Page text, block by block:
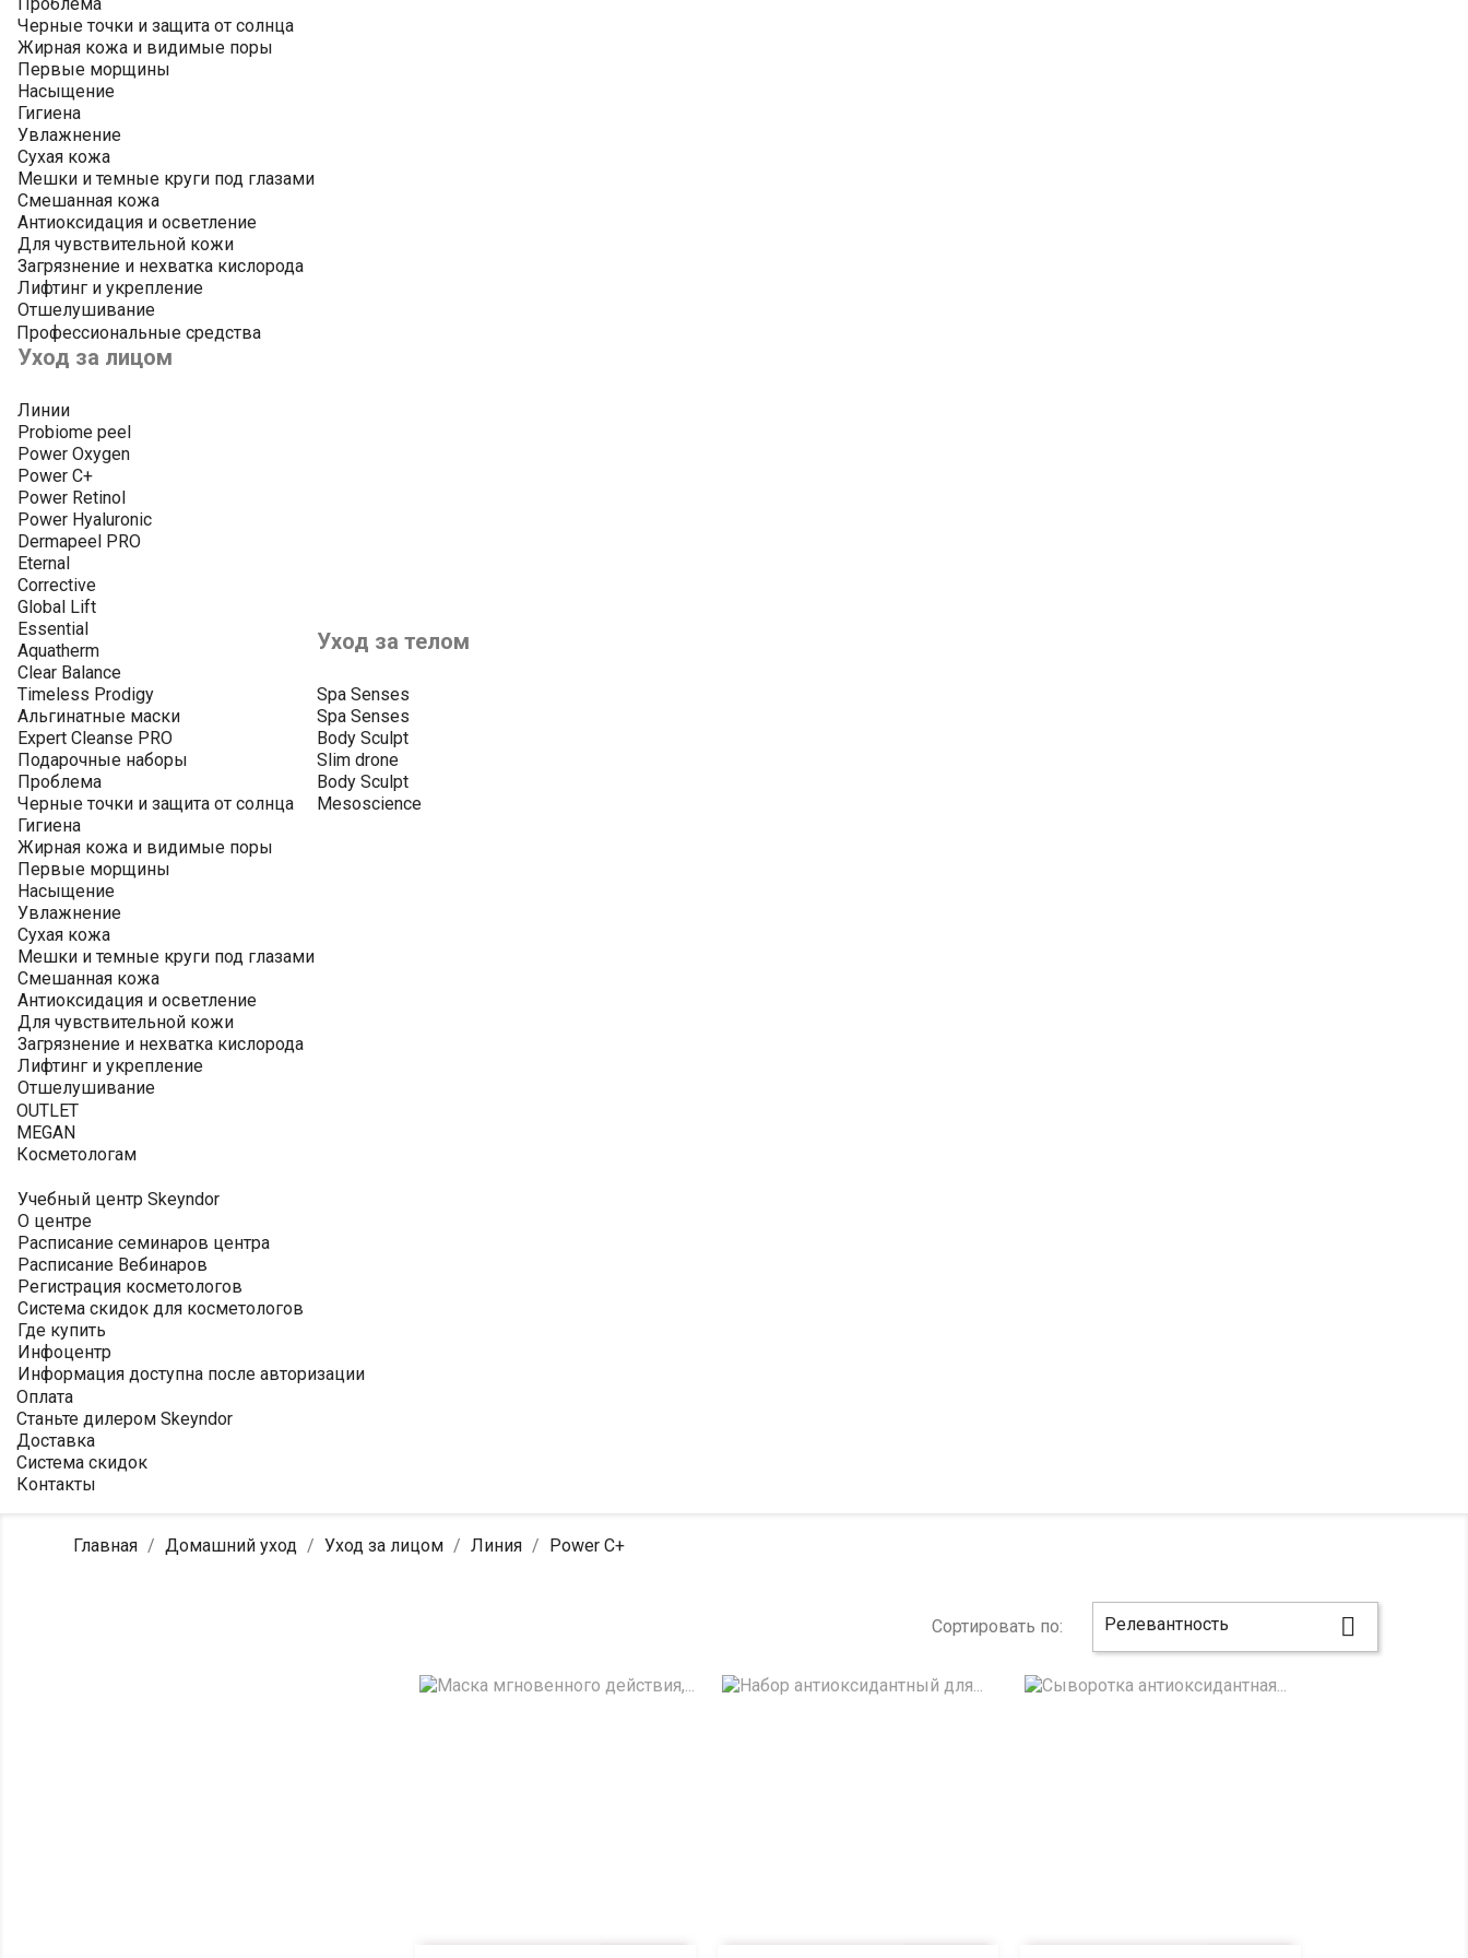
Черные точки и защита от солнца
Жирная кожа и видимые поры
Первые морщины
Насыщение
Гигиена
Увлажнение
Сухая кожа
Мешки и темные круги под глазами
Смешанная кожа
Антиоксидация и осветление
Для чувствительной кожи
Загрязнение и нехватка кислорода
Лифтинг и укрепление
Отшелушивание
Профессиональные средства
Уход за лицом
Линии
Probiome peel
Power Oxygen
Power C+
Power Retinol
Power Hyaluronic
Dermapeel PRO
Eternal
Corrective
Global Lift
Essential
Aquatherm
Clear Balance
Timeless Prodigy
Альгинатные маски
Expert Cleanse PRO
Подарочные наборы
Проблема
Черные точки и защита от солнца
Гигиена
Жирная кожа и видимые поры
Первые морщины
Насыщение
Увлажнение
Сухая кожа
Мешки и темные круги под глазами
Смешанная кожа
Антиоксидация и осветление
Для чувствительной кожи
Загрязнение и нехватка кислорода
Лифтинг и укрепление
Отшелушивание
Уход за телом
Spa Senses
Spa Senses
Body Sculpt
Slim drone
Body Sculpt
Mesoscience
OUTLET
MEGAN
Косметологам
Учебный центр Skeyndor
О центре
Расписание семинаров центра
Расписание Вебинаров
Регистрация косметологов
Система скидок для косметологов
Где купить
Инфоцентр
Информация доступна после авторизации
Оплата
Станьте дилером Skeyndor
Доставка
Система скидок
Контакты
Главная Домашний уход Уход за лицом Линия Power C+
Сортировать по: Релевантность 